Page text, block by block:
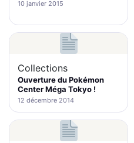
10 janvier 2015
Collections
Ouverture du Pokémon
Center Méga Tokyo !
12 décembre 2014